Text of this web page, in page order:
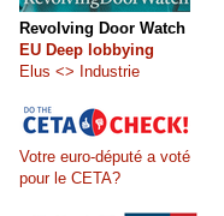
Revolving Door Watch
EU Deep lobbying
Elus <> Industrie
Votre euro-député a voté
pour le CETA?